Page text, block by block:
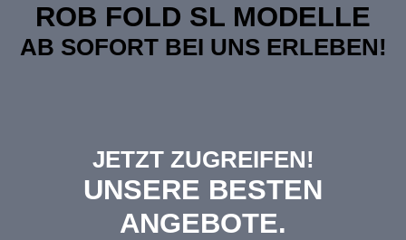
ROB FOLD SL MODELLE
AB SOFORT BEI UNS ERLEBEN!
JETZT ZUGREIFEN!
UNSERE BESTEN
ANGEBOTE.